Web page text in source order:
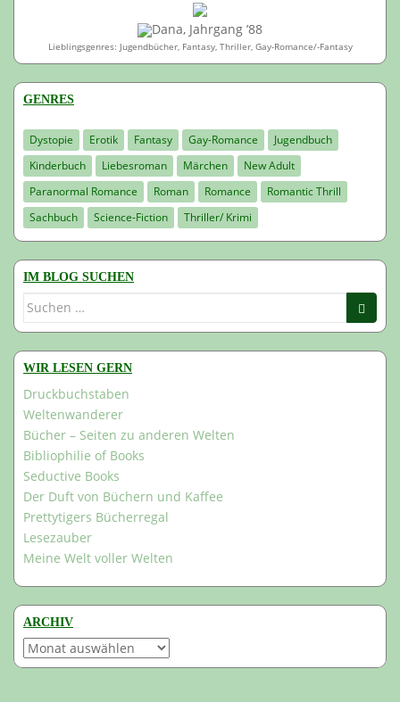
Dana, Jahrgang ’88
Lieblingsgenres: Jugendbücher, Fantasy, Thriller, Gay-Romance/-Fantasy
GENRES
Dystopie Erotik Fantasy Gay-Romance
Jugendbuch
Kinderbuch
Liebesroman Märchen
New Adult
Paranormal Romance
Roman Romance
Romantic Thrill
Sachbuch
Science-Fiction Thriller/ Krimi
IM BLOG SUCHEN
Suchen
WIR LESEN GERN
Druckbuchstaben
Weltenwanderer
Bücher – Seiten zu anderen Welten
Bibliophilie of Books
Seductive Books
Der Duft von Büchern und Kaffee
Prettytigers Bücherregal
Lesezauber
Meine Welt voller Welten
ARCHIV
Archiv